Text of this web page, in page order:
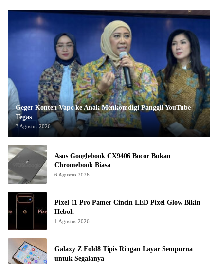
Geger Konten Vape ke Anak Menkomdigi Panggil YouTube
Tegas
3 Agustus 2026
Asus Googlebook CX9406 Bocor Bukan
Chromebook Biasa
6 Agustus 2026
Pixel 11 Pro Pamer Cincin LED Pixel Glow Bikin
Heboh
1 Agustus 2026
Galaxy Z Fold8 Tipis Ringan Layar Sempurna
untuk Segalanya